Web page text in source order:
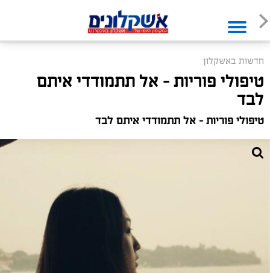
חדשות באשקלון
טיפולי פוריות – אל תתמודדי איתם
לבד
טיפולי פוריות – אל תתמודדי איתם לבד